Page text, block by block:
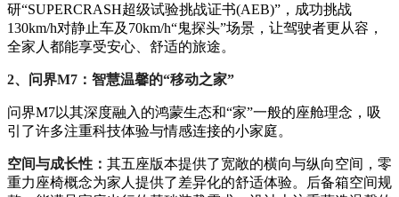
研“SUPERCRASH超级试验挑战证书(AEB)”，成功挑战
130km/h对静止车及70km/h“鬼探头”场景，让驾驶者更从容，
全家人都能享受安心、舒适的旅途。
2、问界M7：智慧温馨的“移动之家”
问界M7以其深度融入的鸿蒙生态和“家”一般的座舱理念，吸
引了许多注重科技体验与情感连接的小家庭。
空间与成长性： 其五座版本提供了宽敞的横向与纵向空间，零
重力座椅概念为家人提供了差异化的舒适体验。后备箱空间规